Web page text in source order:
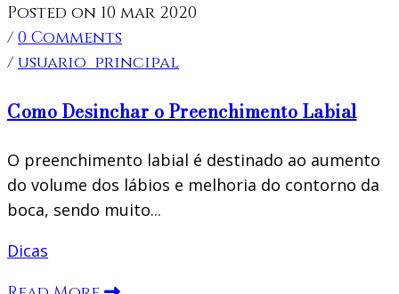
Posted on 10 mar 2020
/ 0 Comments
/ usuario_principal
Como Desinchar o Preenchimento Labial
O preenchimento labial é destinado ao aumento
do volume dos lábios e melhoria do contorno da
boca, sendo muito...
Dicas